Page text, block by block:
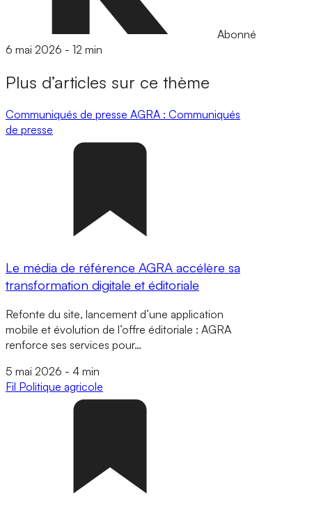
Abonné
6 mai 2026 - 12 min
Plus d’articles sur ce thème
Communiqués de presse AGRA : Communiqués
de presse
Le média de référence AGRA accélère sa
transformation digitale et éditoriale
Refonte du site, lancement d’une application
mobile et évolution de l’offre éditoriale : AGRA
renforce ses services pour…
5 mai 2026 - 4 min
Fil Politique agricole